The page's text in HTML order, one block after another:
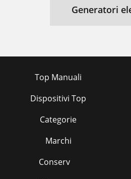
Generatori
Top Manuali
Dispositivi Top
Categorie
Marchi
Conserv